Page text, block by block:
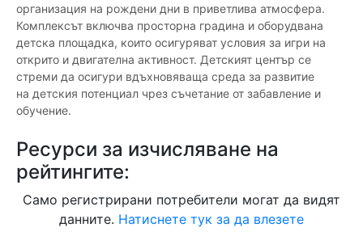
организация на рождени дни в приветлива атмосфера.
Комплексът включва просторна градина и оборудвана
детска площадка, които осигуряват условия за игри на
открито и двигателна активност. Детският център се
стреми да осигури вдъхновяваща среда за развитие
на детския потенциал чрез съчетание от забавление и
обучение.
Ресурси за изчисляване на
рейтингите:
Само регистрирани потребители могат да видят
данните. Натиснете тук за да влезете